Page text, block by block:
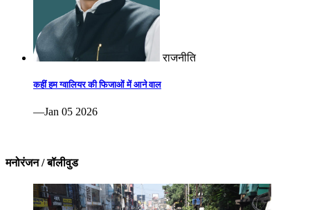
राजनीति
कहीं हम ग्वालियर की फिजाओं में आने वाल
—Jan 05 2026
मनोरंजन / बॉलीवुड